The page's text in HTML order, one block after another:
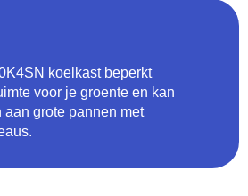
koelkast beperkt
voor je groente en kan
grote pannen met